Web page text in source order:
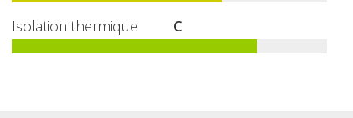
Isolation thermique C